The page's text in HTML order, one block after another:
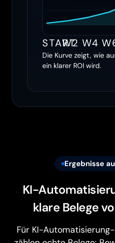
START
W2 W4
Die Kurve zeigt, wie
ein klarer ROI wird.
Ergebnisse
KI-
klare Belege
Für KI-